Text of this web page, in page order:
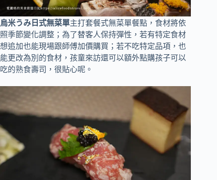
烏米うみ日式無菜單主打套餐式無菜單餐點，食材將依
照季節變化調整；為了替客人保持彈性，若有特定食材
想追加也能現場跟師傅加價購買；若不吃特定品項，也
能更改為別的食材，孩童來訪還可以額外點購孩子可以
吃的熟食壽司，很貼心呢。